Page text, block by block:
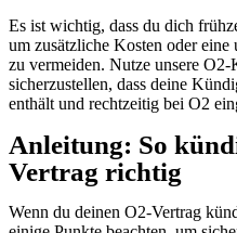
Es ist wichtig, dass du dich
um zusätzliche Kosten oder
zu vermeiden. Nutze unsere
sicherzustellen, dass deine
enthält und rechtzeitig bei O2
Anleitung: So
Vertrag richtig
Wenn du deinen O2-Vertrag